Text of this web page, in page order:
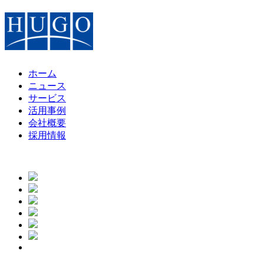
ホーム
ニュース
サービス
活用事例
会社概要
採用情報